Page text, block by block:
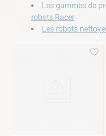
Les gammes de
robots Racer
Les robots